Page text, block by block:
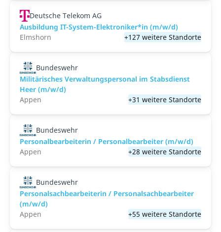
Deutsche Telekom AG
Ausbildung IT-System-Elektroniker*in (m/w/d)
Elmshorn
+127 weitere Standorte
Bundeswehr
Militärisches Verwaltungspersonal im Stabsdienst
Heer (m/w/d)
Appen
+31 weitere Standorte
Bundeswehr
Personalbearbeiterin / Personalbearbeiter (m/w/d)
Appen
+28 weitere Standorte
Bundeswehr
Personalsachbearbeiterin / Personalsachbearbeiter
(m/w/d)
Appen
+55 weitere Standorte